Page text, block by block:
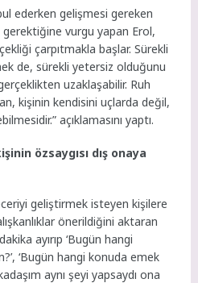
ederken gelişmesi gereken
vurgu yapan Erol,
çarpıtmakla başlar. Sürekli
de, sürekli yetersiz olduğunu
uzaklaşabilir. Ruh
kişinin kendisini uçlarda değil,
açıklamasını yaptı.
özsaygısı dış onaya
geliştirmek isteyen kişilere
önerildiğini aktaran
ayırıp ‘Bugün hangi
‘Bugün hangi konuda emek
aynı şeyi yapsaydı ona